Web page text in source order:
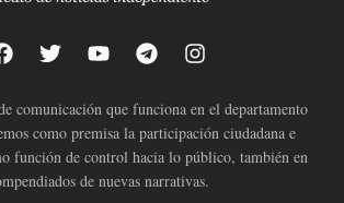
comunicación que funciona en el departamento
como premisa la participación ciudadana e
función de control hacia lo público, también en
de nuevas narrativas.